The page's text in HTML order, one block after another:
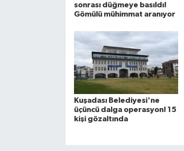
sonrası düğmeye basıldı!
Gömülü mühimmat aranıyor
Kuşadası Belediyesi'ne
üçüncü dalga operasyon! 15
kişi gözaltında